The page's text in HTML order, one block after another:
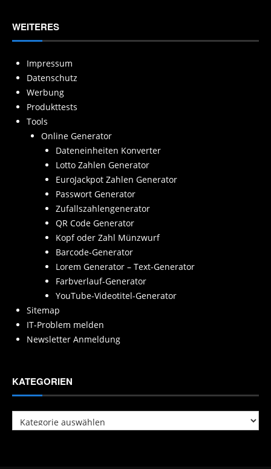
WEITERES
Impressum
Datenschutz
Werbung
Produkttests
Tools
Online Generator
Dateneinheiten Konverter
Lotto Zahlen Generator
EuroJackpot Zahlen Generator
Passwort Generator
Zufallszahlengenerator
QR Code Generator
Kopf oder Zahl Münzwurf
Barcode-Generator
Lorem Generator – Text-Generator
Farbverlauf-Generator
YouTube-Videotitel-Generator
Sitemap
IT-Problem melden
Newsletter Anmeldung
KATEGORIEN
Kategorien